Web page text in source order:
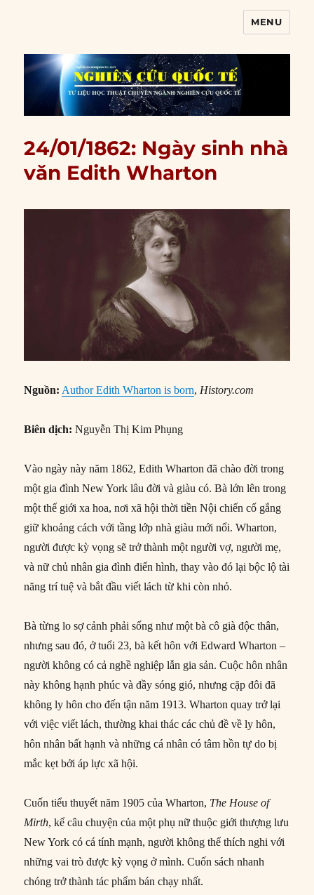
MENU
24/01/1862: Ngày sinh nhà
văn Edith Wharton
Nguồn: Author Edith Wharton is born, History.com
Biên dịch: Nguyễn Thị Kim Phụng
Vào ngày này năm 1862, Edith Wharton đã chào đời trong
một gia đình New York lâu đời và giàu có. Bà lớn lên trong
một thế giới xa hoa, nơi xã hội thời tiền Nội chiến cố gắng
giữ khoảng cách với tầng lớp nhà giàu mới nổi. Wharton,
người được kỳ vọng sẽ trở thành một người vợ, người mẹ,
và nữ chủ nhân gia đình điển hình, thay vào đó lại bộc lộ tài
năng trí tuệ và bắt đầu viết lách từ khi còn nhỏ.
Bà từng lo sợ cảnh phải sống như một bà cô già độc thân,
nhưng sau đó, ở tuổi 23, bà kết hôn với Edward Wharton –
người không có cả nghề nghiệp lẫn gia sản. Cuộc hôn nhân
này không hạnh phúc và đầy sóng gió, nhưng cặp đôi đã
không ly hôn cho đến tận năm 1913. Wharton quay trở lại
với việc viết lách, thường khai thác các chủ đề về ly hôn,
hôn nhân bất hạnh và những cá nhân có tâm hồn tự do bị
mắc kẹt bởi áp lực xã hội.
Cuốn tiểu thuyết năm 1905 của Wharton, The House of
Mirth, kể câu chuyện của một phụ nữ thuộc giới thượng lưu
New York có cá tính mạnh, người không thể thích nghi với
những vai trò được kỳ vọng ở mình. Cuốn sách nhanh
chóng trở thành tác phẩm bán chạy nhất.